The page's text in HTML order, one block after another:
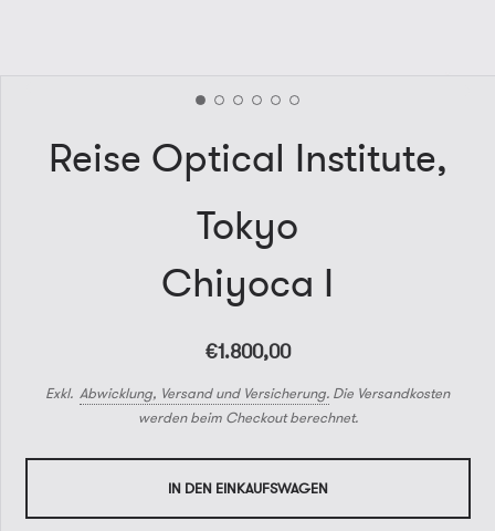
Reise Optical Institute,
Tokyo
Chiyoca I
€1.800,00
Exkl.Abwicklung, Versand und Versicherung. Die Versandkosten
werden beim Checkout berechnet.
IN DEN EINKAUFSWAGEN